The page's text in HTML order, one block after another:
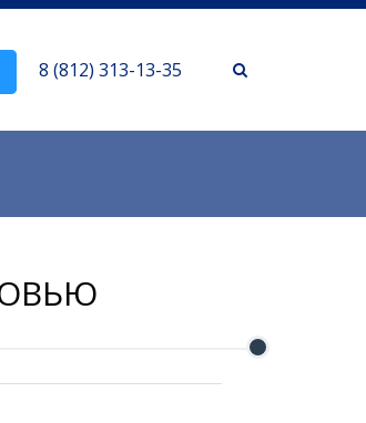
8 (812) 313-13-35